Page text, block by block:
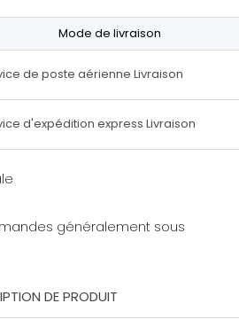
Mode de livraison
de poste aérienne Livraison
d'expédition express Livraison
généralement sous
DE PRODUIT